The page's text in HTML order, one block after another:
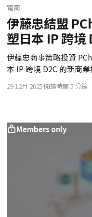
電商
伊藤忠結盟
塑日本 IP 跨境
伊藤忠商事策略投資
本 IP 跨境 D2C 的新商
統經銷剝削，更能鞏固
河，並展現了兩大商社
29 12月 2025閱讀時間 5 分鐘
Members only